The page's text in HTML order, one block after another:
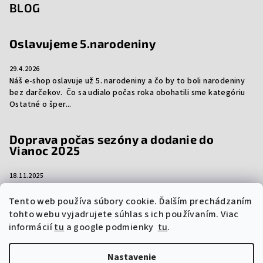
Tento web používa súbory cookie. Ďalším prechádzaním
tohto webu vyjadrujete súhlas s ich používaním. Viac
informáciítu a google podmienky tu.
Nastavenie
BLOG
Oslavujeme 5.narodeniny
29.4.2026
Náš e-shop oslavuje už 5. narodeniny a čo by to boli narodeniny
bez darčekov. Čo sa udialo počas roka obohatili sme kategóriu
Ostatné o šper...
Doprava počas sezóny a dodanie do
Vianoc 2025
18.11.2025
dopravy počas sezóny a dodanie vašich objednávok do Vianoc.
Niektorí prepravcovia si účtujú sez...